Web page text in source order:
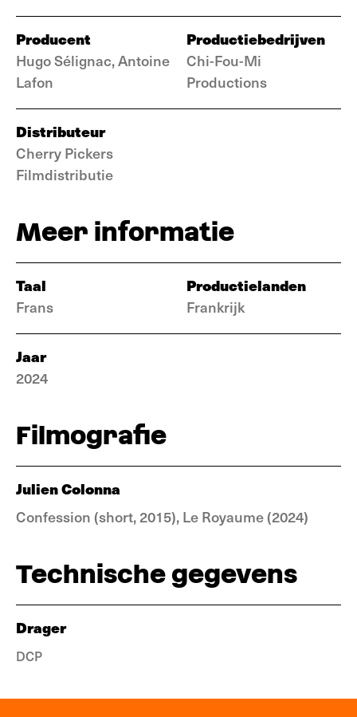
Producent
Hugo Sélignac, Antoine
Lafon
Productiebedrijven
Chi-Fou-Mi
Productions
Distributeur
Cherry Pickers
Filmdistributie
Meer informatie
Taal
Frans
Productielanden
Frankrijk
Jaar
2024
Filmografie
Julien Colonna
Confession (short, 2015), Le Royaume (2024)
Technische gegevens
Drager
DCP